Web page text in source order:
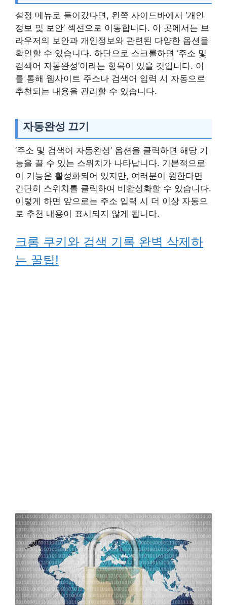
설정 메뉴로 들어갔다면, 왼쪽 사이드바에서 ‘개인
정보 및 보안’ 섹션으로 이동합니다. 이 곳에서는 브
라우저의 보안과 개인정보와 관련된 다양한 옵션을
확인할 수 있습니다. 하단으로 스크롤하면 ‘주소 및
검색어 자동완성’이라는 항목이 있을 것입니다. 이
를 통해 웹사이트 주소나 검색어 입력 시 자동으로
추천되는 내용을 관리할 수 있습니다.
자동완성 끄기
‘주소 및 검색어 자동완성’ 옵션을 클릭하면 해당 기
능을 끌 수 있는 스위치가 나타납니다. 기본적으로
이 기능은 활성화되어 있지만, 여러분이 원한다면
간단히 스위치를 클릭하여 비활성화할 수 있습니다.
이렇게 하면 앞으로는 주소 입력 시 더 이상 자동으
로 추천 내용이 표시되지 않게 됩니다.
크롬 쿠키와 검색 기록 완벽 삭제하
는 꿀팁!